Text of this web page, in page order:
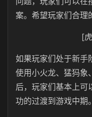
案。希望玩家们合理
[
如果玩家们处于新手
使用小火龙、猛犸象
后，玩家们基本上
功的过渡到游戏中期。